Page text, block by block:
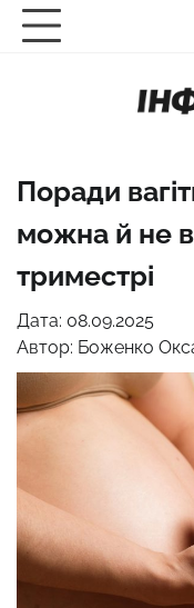
Перейти
Поради
можна й не
триместрі
Дата: 08.09.2025
Автор: Боженко